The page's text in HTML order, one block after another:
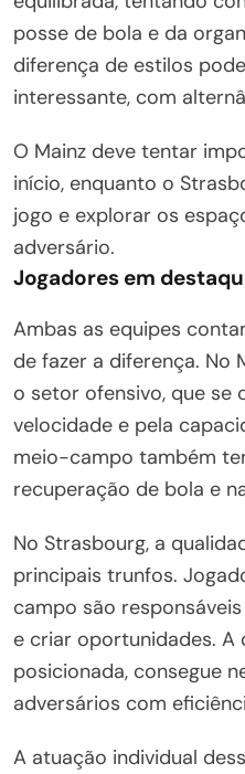
posse de bola e da
diferença de estilos
interessante, com
O Mainz deve tentar
início, enquanto o
jogo e explorar os
adversário.
Jogadores em
Ambas as equipes
de fazer a diferença. No
o setor ofensivo, que se
velocidade e pela
meio-campo também
recuperação de bola e
No Strasbourg, a
principais trunfos.
campo são
e criar oportunidades. A
posicionada, consegue
adversários com
A atuação individual